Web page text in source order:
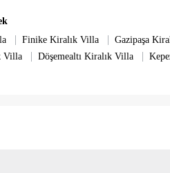
| Finike Kiralık Villa | Gazipaşa
Villa | Döşemealtı Kiralık Villa |